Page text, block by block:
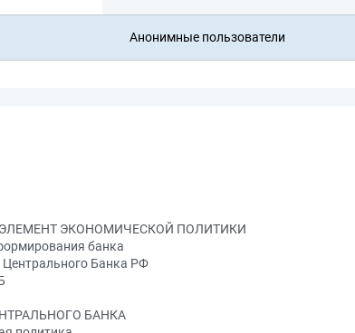
Анонимные пользователи
ЭКОНОМИЧЕСКОЙ ПОЛИТИКИ
банка
Центрального Банка РФ
БАНКА